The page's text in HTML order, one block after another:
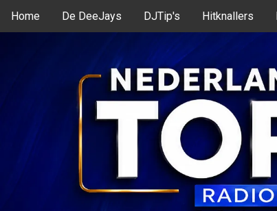
Home De DeeJays DJTip's Hitknallers